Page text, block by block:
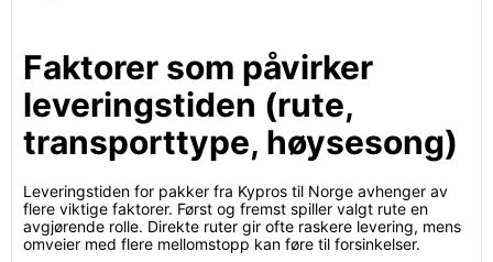
Faktorer som påvirker
leveringstiden (rute,
transporttype, høysesong)
Leveringstiden for pakker fra Kypros til Norge avhenger av
flere viktige faktorer. Først og fremst spiller valgt rute en
avgjørende rolle. Direkte ruter gir ofte raskere levering, mens
omveier med flere mellomstopp kan føre til forsinkelser.